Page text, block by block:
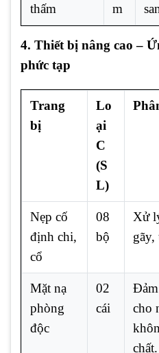
thấm
m
4. Thiết bị nâng cao –
phức tạp
Trang
bị
Lo
ại
C
(S
L)
Nẹp cố
định chi,
cổ
08
bộ
Xử
gãy,
Mặt nạ
phòng
độc
02
cái
Đảm
cho
chất.